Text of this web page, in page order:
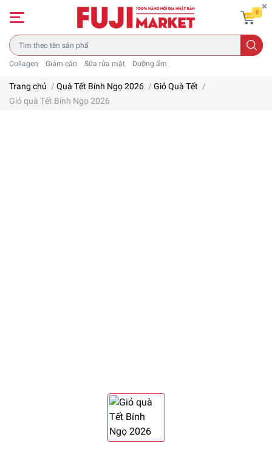
Collagen Giảm cân Sữa rửa mặt Dưỡng ẩm
0
Trang chủ / Quà Tết Bính Ngọ 2026 / Giỏ Quà Tết /
Giỏ quà Tết Bính Ngọ 2026